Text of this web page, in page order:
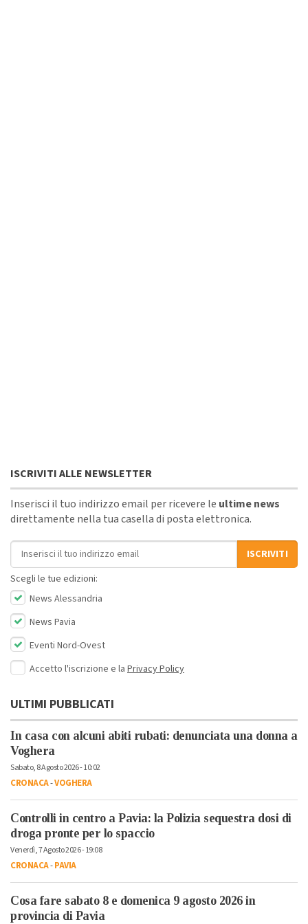
ISCRIVITI ALLE NEWSLETTER
Inserisci il tuo indirizzo email per ricevere le ultime news
direttamente nella tua casella di posta elettronica.
Indirizzo email
ISCRIVITI
Scegli le tue edizioni:
News Alessandria
News Pavia
Eventi Nord-Ovest
Accetto l'iscrizione e la Privacy Policy
ULTIMI PUBBLICATI
In casa con alcuni abiti rubati: denunciata una donna a
Voghera
Sabato, 8 Agosto 2026 - 10:02
CRONACA-VOGHERA
Controlli in centro a Pavia: la Polizia sequestra dosi di
droga pronte per lo spaccio
Venerdì, 7 Agosto 2026 - 19:08
CRONACA-PAVIA
Cosa fare sabato 8 e domenica 9 agosto 2026 in
provincia di Pavia